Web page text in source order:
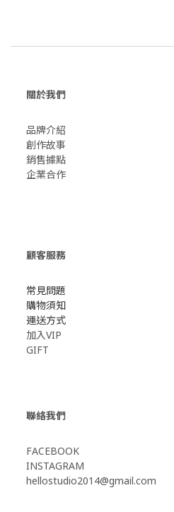
關於我們
品牌介紹
創作故事
​銷售據點
企業合作
顧客服務
常見問題
購物須知
運送方式
加入VIP
GIFT
聯絡我們
FACEBOOK
INSTAGRAM
hellostudio2014@gmail.com